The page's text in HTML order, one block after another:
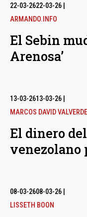
22-03-2622-03-26
ARMANDO.INFO
El Sebin
Arenosa’
13-03-2613-03-26
MARCOS DAVID VALVERDE
El dinero
venezolano
08-03-2608-03-26
LISSETH BOON